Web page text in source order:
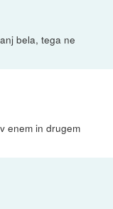
bela, tega ne
enem in drugem